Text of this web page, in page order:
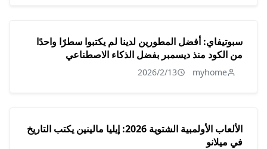
سبوتيفاي: أفضل المطورين لدينا لم يكتبوا سطرًا واحدًا
من الكود منذ ديسمبر بفضل الذكاء الاصطناعي
myhome
2026/2/13
الألعاب الأولمبية الشتوية 2026: إيليا مالينين يكتب التاريخ
في ميلانو